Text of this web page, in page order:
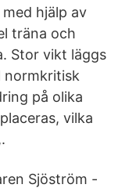
hjälp av
träna och
Stor vikt läggs
normkritisk
på olika
vilka
Sjöström -